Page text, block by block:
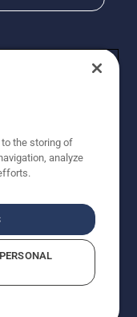
vorbehalten. Bei
unverbindliche
gesetzlichen
denn sie sind für
Datenschutzerklärung
melden
to the storing of
analyze